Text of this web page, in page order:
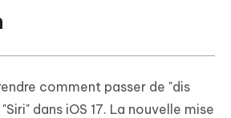
comment passer de "dis
dans iOS 17. La nouvelle mise